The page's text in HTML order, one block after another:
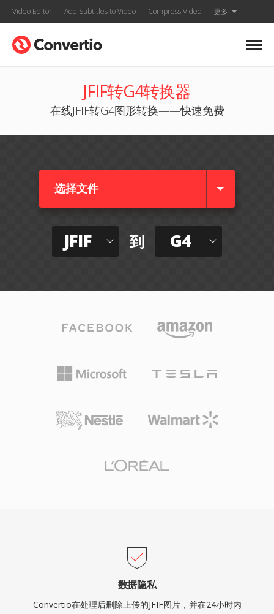
Video Editor Add Subtitles to Video Compress Video 更多
JFIF转G4转换器
在线JFIF转G4图形转换——快速免费
选择文件
JFIF 到 G4
数据隐私
Convertio在处理后删除上传的JFIF图片，并在24小时内